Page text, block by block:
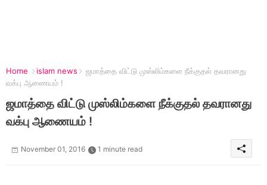
Home islam news
ஜமாத்தை விட்டு முஸ்லிம்களை நீக்குதல் தவரானது
வக்பு ஆணையம் !
ஜமாத்தை விட்டு முஸ்லிம்களை நீக்குதல் தவரானது
வக்பு ஆணையம் !
November 01, 2016 1 minute read